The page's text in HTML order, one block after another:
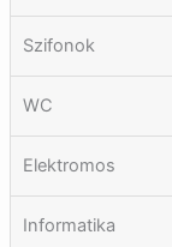
Szifonok
WC
Elektromos
Informatika